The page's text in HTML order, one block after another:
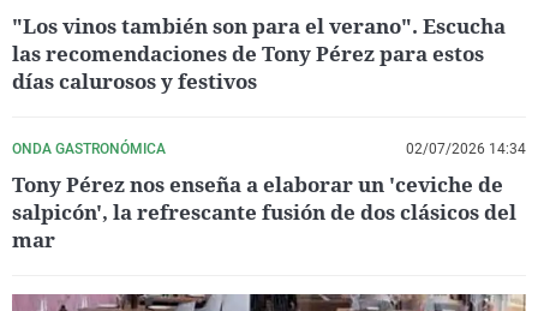
"Los vinos también son para el verano". Escucha
las recomendaciones de Tony Pérez para estos
días calurosos y festivos
ONDA GASTRONÓMICA 02/07/2026 14:34
Tony Pérez nos enseña a elaborar un 'ceviche de
salpicón', la refrescante fusión de dos clásicos del
mar